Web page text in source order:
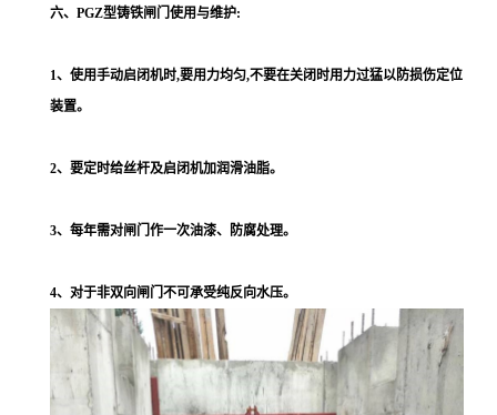
六、PGZ型铸铁闸门使用与维护:
1、使用手动启闭机时,要用力均匀,不要在关闭时用力过猛以防损伤定位
装置。
2、要定时给丝杆及启闭机加润滑油脂。
3、每年需对闸门作一次油漆、防腐处理。
4、对于非双向闸门不可承受纯反向水压。